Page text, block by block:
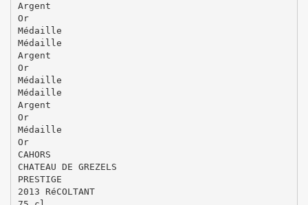
Argent
Or
Médaille
Médaille
Argent
Or
Médaille
Médaille
Argent
Or
Médaille
Or
CAHORS
CHATEAU DE GREZELS
PRESTIGE
2013 RéCOLTANT